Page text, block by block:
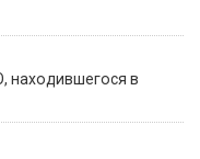
находившегося в